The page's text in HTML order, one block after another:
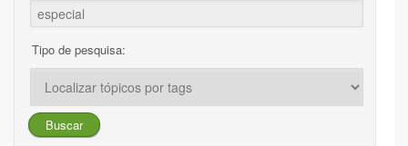
Tipo de pesquisa: